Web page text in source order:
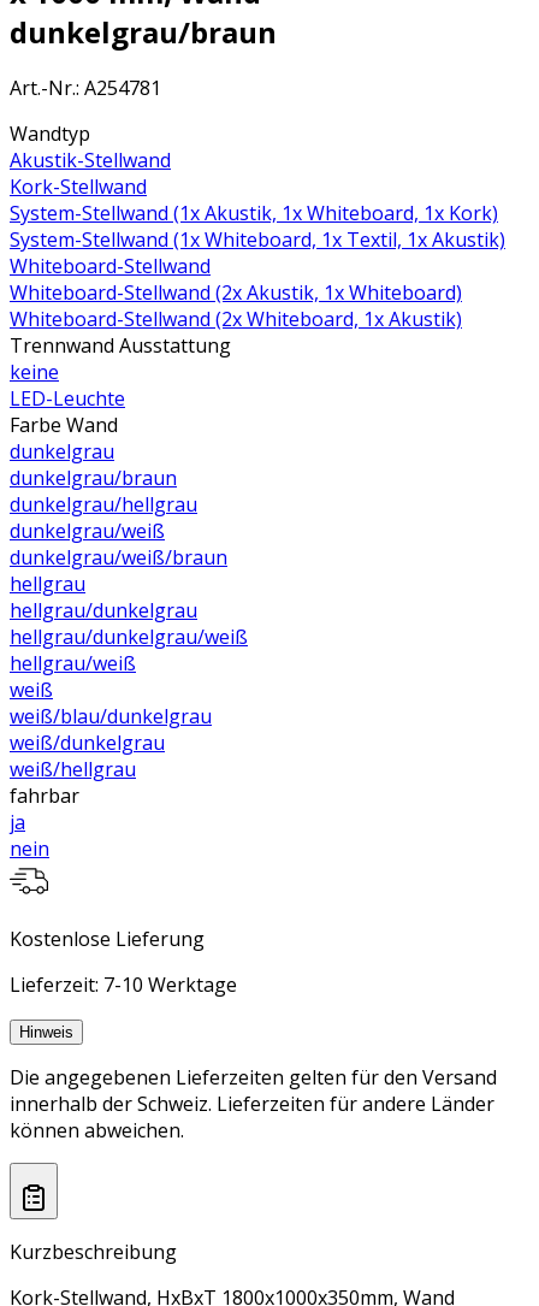
dunkelgrau/braun
Art.-Nr.: A254781
Wandtyp
Akustik-Stellwand
Kork-Stellwand
System-Stellwand (1x Akustik, 1x Whiteboard, 1x Kork)
System-Stellwand (1x Whiteboard, 1x Textil, 1x Akustik)
Whiteboard-Stellwand
Whiteboard-Stellwand (2x Akustik, 1x Whiteboard)
Whiteboard-Stellwand (2x Whiteboard, 1x Akustik)
Trennwand Ausstattung
keine
LED-Leuchte
Farbe Wand
dunkelgrau
dunkelgrau/braun
dunkelgrau/hellgrau
dunkelgrau/weiß
dunkelgrau/weiß/braun
hellgrau
hellgrau/dunkelgrau
hellgrau/dunkelgrau/weiß
hellgrau/weiß
weiß
weiß/blau/dunkelgrau
weiß/dunkelgrau
weiß/hellgrau
fahrbar
ja
nein
Kostenlose Lieferung
Lieferzeit: 7-10 Werktage
Hinweis
Die angegebenen Lieferzeiten gelten für den Versand
innerhalb der Schweiz. Lieferzeiten für andere Länder
können abweichen.
Kurzbeschreibung
Kork-Stellwand, HxBxT 1800x1000x350mm, Wand